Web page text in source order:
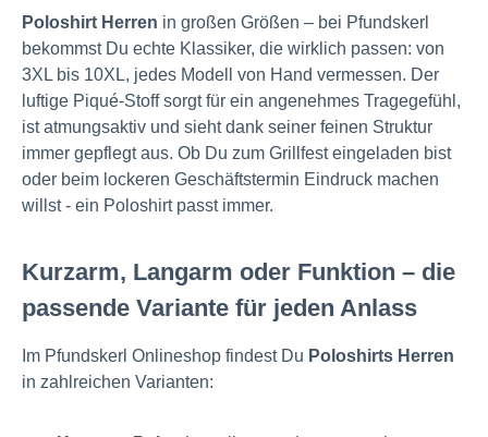
Poloshirt Herren in großen Größen – bei Pfundskerl
bekommst Du echte Klassiker, die wirklich passen: von
3XL bis 10XL, jedes Modell von Hand vermessen. Der
luftige Piqué-Stoff sorgt für ein angenehmes Tragegefühl,
ist atmungsaktiv und sieht dank seiner feinen Struktur
immer gepflegt aus. Ob Du zum Grillfest eingeladen bist
oder beim lockeren Geschäftstermin Eindruck machen
willst - ein Poloshirt passt immer.
Kurzarm, Langarm oder Funktion – die
passende Variante für jeden Anlass
Im Pfundskerl Onlineshop findest Du Poloshirts Herren
in zahlreichen Varianten: